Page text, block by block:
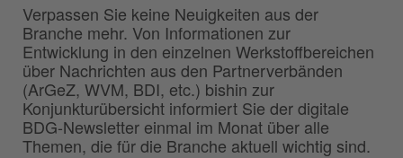
Verpassen Sie keine Neuigkeiten aus der
Branche mehr. Von Informationen zur
Entwicklung in den einzelnen Werkstoffbereichen
über Nachrichten aus den Partnerverbänden
(ArGeZ, WVM, BDI, etc.) bishin zur
Konjunkturübersicht informiert Sie der digitale
BDG-Newsletter einmal im Monat über alle
Themen, die für die Branche aktuell wichtig sind.